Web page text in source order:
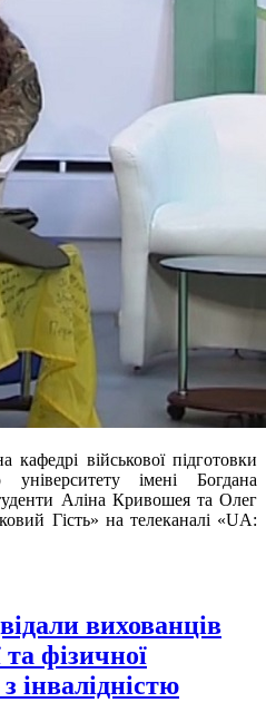
військової підготовки
університету імені Богдана
Аліна Кривошея та Олег
Гість» на телеканалі «UA:
вихованців
фізичної
інвалідністю